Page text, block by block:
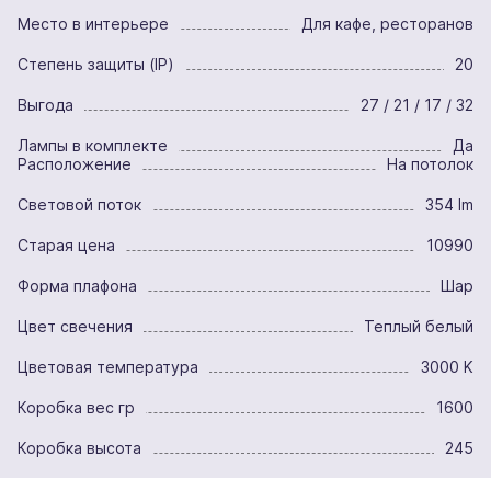
Место в интерьере Для кафе, ресторанов
Степень защиты (IP) 20
Выгода 27 / 21 / 17 / 32
Лампы в комплекте
Да
Расположение
На потолок
Световой поток 354 lm
Старая цена 10990
Форма плафона Шар
Цвет свечения Теплый белый
Цветовая температура 3000 K
Коробка вес гр 1600
Коробка высота 245